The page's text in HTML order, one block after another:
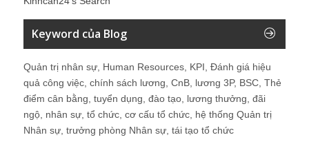
Keyword của Blog
Quản trị nhân sự, Human Resources, KPI, Đánh giá hiệu
quả công việc, chính sách lương, CnB, lương 3P, BSC, Thẻ
điểm cân bằng, tuyển dụng, đào tạo, lương thưởng, đãi
ngộ, nhân sự, tổ chức, cơ cấu tổ chức, hệ thống Quản trị
Nhân sự, trưởng phòng Nhân sự, tái tạo tổ chức